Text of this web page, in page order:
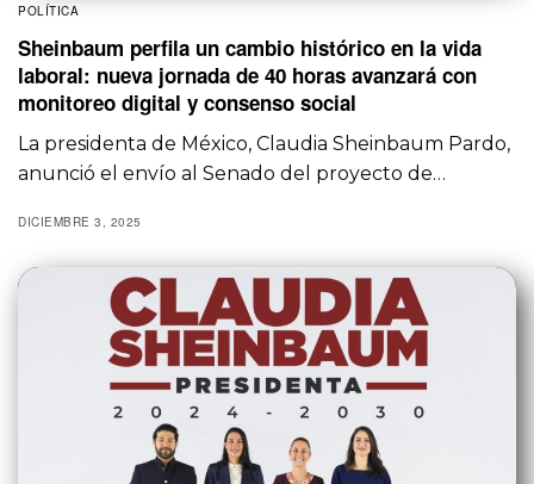
POLÍTICA
Sheinbaum perfila un cambio histórico en la vida
laboral: nueva jornada de 40 horas avanzará con
monitoreo digital y consenso social
La presidenta de México, Claudia Sheinbaum Pardo,
anunció el envío al Senado del proyecto de…
DICIEMBRE 3, 2025